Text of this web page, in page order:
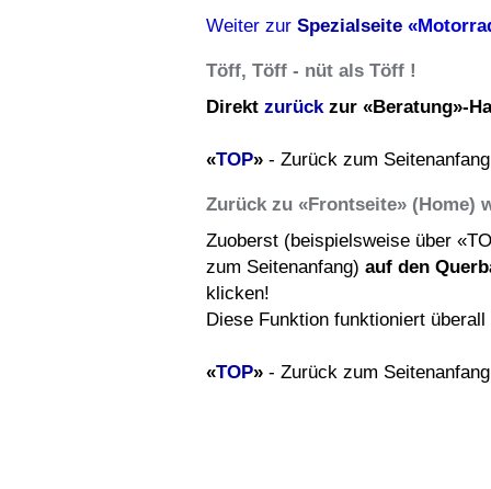
Weiter zur Spezialseite
Töff, Töff - nüt als Töff !
Direkt zurück zur «Beratung»-
«TOP» - Zurück zum Seitenanfang
Zurück zu «Frontseite» (Home)
Zuoberst (beispielsweise über
zum Seitenanfang) auf den
klicken!
Diese Funktion funktioniert überall
«TOP» - Zurück zum Seitenanfang